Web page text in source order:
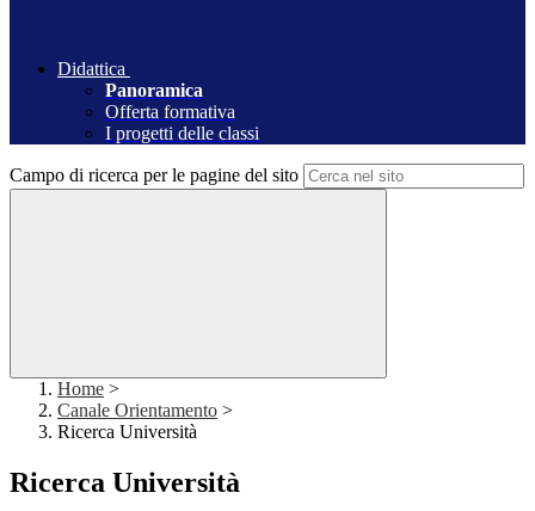
Didattica
Panoramica
Offerta formativa
I progetti delle classi
Campo di ricerca per le pagine del sito
Home >
Canale Orientamento >
Ricerca Università
Ricerca Università